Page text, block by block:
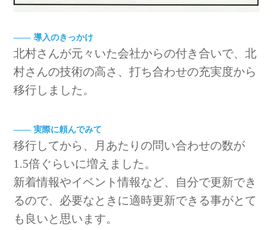
導入のきっかけ
北村さんが元々いた会社からの付き合いで、北
村さんの技術の高さ、打ち合わせの充実度から
移行しました。
実際に頼んでみて
移行してから、月あたりの問い合わせの数が
1.5倍ぐらいに増えました。
新着情報やイベント情報など、自分で更新でき
るので、必要なときに適時更新できる事がとて
も良いと思います。